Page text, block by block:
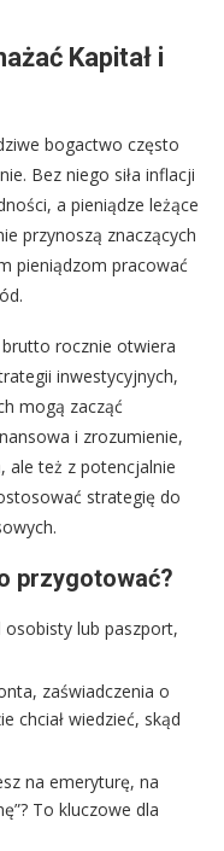
Kapitał i
bogactwo często
Bez niego siła inflacji
a pieniądze leżące
przynoszą znaczących
pieniądzom pracować
rocznie otwiera
inwestycyjnych,
mogą zacząć
i zrozumienie,
ale też z potencjalnie
strategię do
przygotować?
osobisty lub paszport,
zaświadczenia o
chciał wiedzieć, skąd
na emeryturę, na
To kluczowe dla